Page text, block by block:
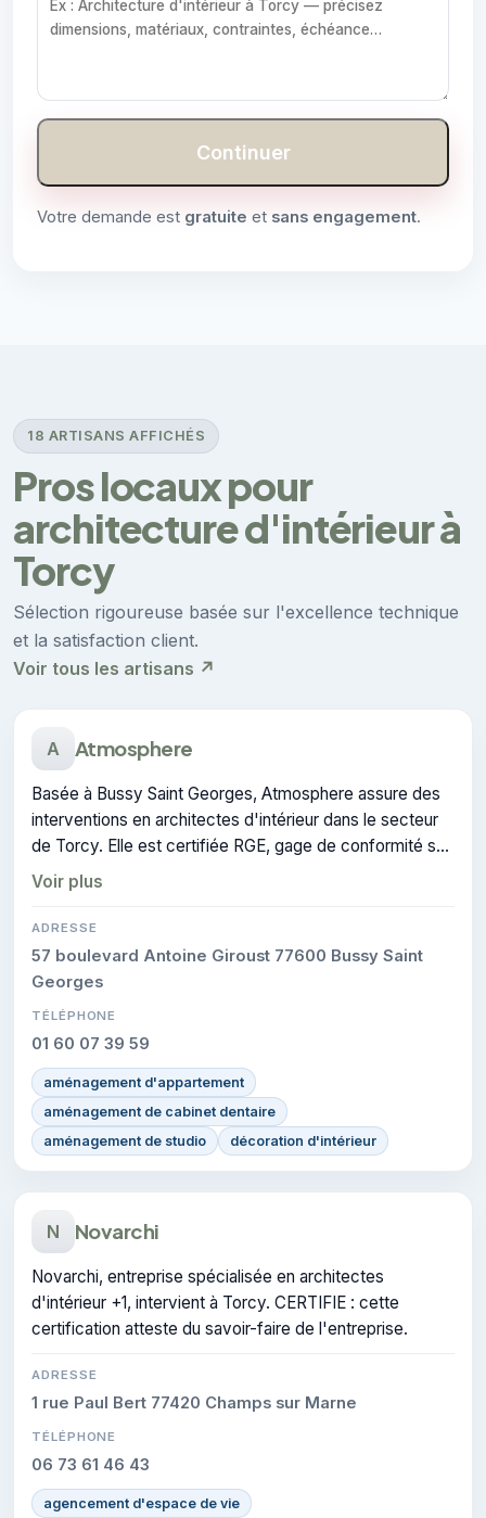
Continuer
Votre demande est gratuite et sans engagement.
18 ARTISANS AFFICHÉS
Pros locaux pour
architecture d'intérieur à
Torcy
Sélection rigoureuse basée sur l'excellence technique
et la satisfaction client.
Voir tous les artisans ↗
A Atmosphere
Basée à Bussy Saint Georges, Atmosphere assure des
interventions en architectes d'intérieur dans le secteur
de Torcy. Elle est certifiée RGE, gage de conformité sur
les interventions réalisées.
Voir plus
ADRESSE
57 boulevard Antoine Giroust 77600 Bussy Saint
Georges
TÉLÉPHONE
01 60 07 39 59
aménagement d'appartement
aménagement de cabinet dentaire
aménagement de studio
décoration d'intérieur
N Novarchi
Novarchi, entreprise spécialisée en architectes
d'intérieur +1, intervient à Torcy. CERTIFIE : cette
certification atteste du savoir-faire de l'entreprise.
ADRESSE
1 rue Paul Bert 77420 Champs sur Marne
TÉLÉPHONE
06 73 61 46 43
agencement d'espace de vie